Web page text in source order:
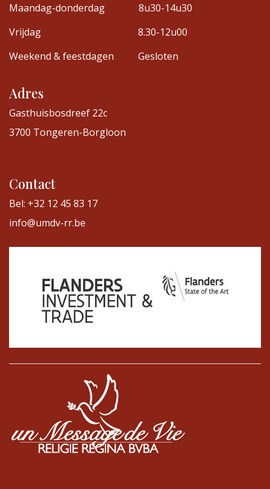
Maandag-donderdag
8u30-14u30
Vrijdag
8.30-12u00
Weekend & feestdagen
Gesloten
Adres
Gasthuisbosdreef 22c
3700 Tongeren-Borgloon
Contact
Bel: +32 12 45 83 17
info@umdv-rr.be